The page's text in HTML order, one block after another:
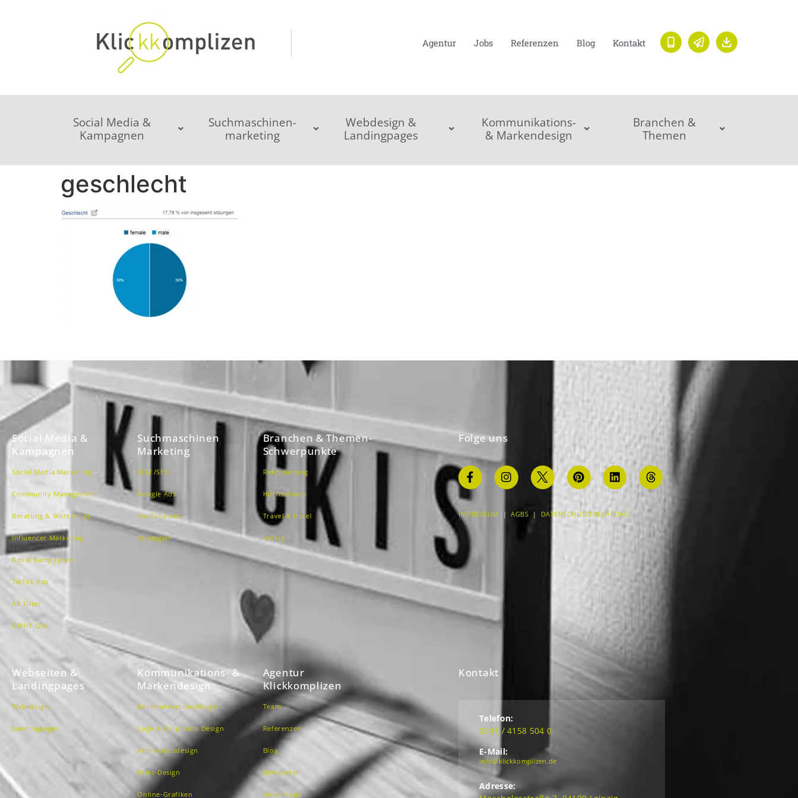
Agentur Jobs Referenzen Blog Kontakt
Social Media &
Kampagnen
Suchmaschinen-
marketing
Webdesign &
Landingpages
Kommunikations-
& Markendesign
Branchen &
Themen
geschlecht
Social Media &
Kampagnen
Social Media Marketing
Community Management
Beratung & Workshops
Influencer Marketing
Ads & Kampagnen
TikTok Ads
AR Filter
GIPHY Gifs
Suchmaschinen
Marketing
SEM /SEA
Google Ads
YouTube Ads
Strategien
Branchen & Themen-
Schwerpunkte
Rekrutierung
Hochschulen
Travel & Hotel
Verlag
Folge uns
IMPRESSUM | AGBS | DATENSCHUTZERKLÄRUNG
Webseiten &
Landingpages
Webdesign
Landingpages
Kommunikations- &
Markendesign
Kommunikationsdesign
Logo & Corporate Design
Animationsdesign
Print-Design
Online-Grafiken
Agentur
Klickkomplizen
Team
Referenzen
Blog
Newsletter
Downloads
Kontakt
Telefon:
0341 / 4158 504 0
E-Mail:
info@klickkomplizen.de
Adresse: